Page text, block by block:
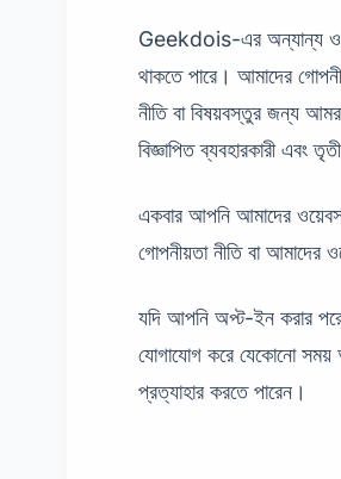
Geekdois-এর অন্যান্য
থাকতে পারে। আমাদের
নীতি বা বিষয়বস্তুর জন্য
বিজ্ঞাপিত ব্যবহারকারী এবং
একবার আপনি আমাদের
গোপনীয়তা নীতি বা আমাদের
যদি আপনি অপ্ট-ইন করার
যোগাযোগ করে যেকোনো সময়
প্রত্যাহার করতে পারেন।